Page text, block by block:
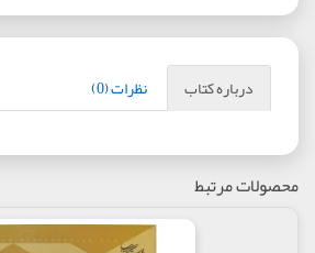
درباره کتاب نظرات (0)
محصولات مرتبط